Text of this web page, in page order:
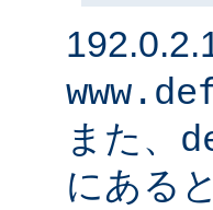
また、
にある